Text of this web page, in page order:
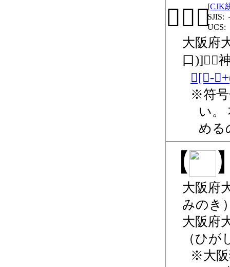
𪮷
CJK
大阪府
口)]𪮷𪮇
𪮷[打-
符
い。
める
大阪府
みのき
大阪府
ひが
大